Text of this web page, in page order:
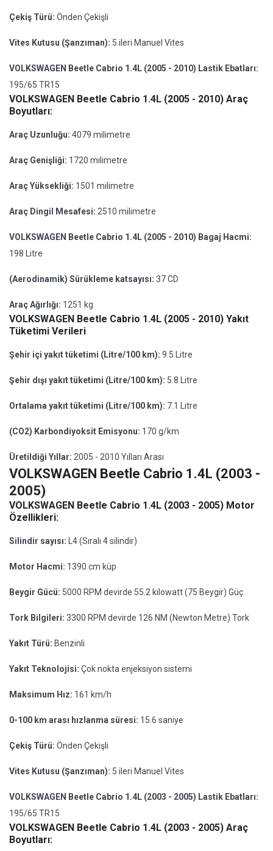
Çekiş Türü: Önden Çekişli
Vites Kutusu (Şanzıman): 5 ileri Manuel Vites
VOLKSWAGEN Beetle Cabrio 1.4L (2005 - 2010) Lastik Ebatları:
195/65 TR15
VOLKSWAGEN Beetle Cabrio 1.4L (2005 - 2010) Araç
Boyutları:
Araç Uzunluğu: 4079 milimetre
Araç Genişliği: 1720 milimetre
Araç Yüksekliği: 1501 milimetre
Araç Dingil Mesafesi: 2510 milimetre
VOLKSWAGEN Beetle Cabrio 1.4L (2005 - 2010) Bagaj Hacmi:
198 Litre
(Aerodinamik) Sürükleme katsayısı: 37 CD
Araç Ağırlığı: 1251 kg
VOLKSWAGEN Beetle Cabrio 1.4L (2005 - 2010) Yakıt
Tüketimi Verileri
Şehir içi yakıt tüketimi (Litre/100 km): 9.5 Litre
Şehir dışı yakıt tüketimi (Litre/100 km): 5.8 Litre
Ortalama yakıt tüketimi (Litre/100 km): 7.1 Litre
(CO2) Karbondiyoksit Emisyonu: 170 g/km
Üretildiği Yıllar: 2005 - 2010 Yılları Arası
VOLKSWAGEN Beetle Cabrio 1.4L (2003 -
2005)
VOLKSWAGEN Beetle Cabrio 1.4L (2003 - 2005) Motor
Özellikleri:
Silindir sayısı: L4 (Sıralı 4 silindir)
Motor Hacmi: 1390 cm küp
Beygir Gücü: 5000 RPM devirde 55.2 kilowatt (75 Beygir) Güç
Tork Bilgileri: 3300 RPM devirde 126 NM (Newton Metre) Tork
Yakıt Türü: Benzinli
Yakıt Teknolojisi: Çok nokta enjeksiyon sistemi
Maksimum Hız: 161 km/h
0-100 km arası hızlanma süresi: 15.6 saniye
Çekiş Türü: Önden Çekişli
Vites Kutusu (Şanzıman): 5 ileri Manuel Vites
VOLKSWAGEN Beetle Cabrio 1.4L (2003 - 2005) Lastik Ebatları:
195/65 TR15
VOLKSWAGEN Beetle Cabrio 1.4L (2003 - 2005) Araç
Boyutları: